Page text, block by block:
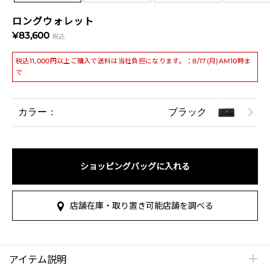
ロングウォレット
¥83,600 税込
税込11,000円以上ご購入で送料は当社負担になります。：8/17(月)AM10時ま
で
カラー： ブラック
ショッピングバッグに入れる
店舗在庫・取り置き可能店舗を調べる
アイテム説明